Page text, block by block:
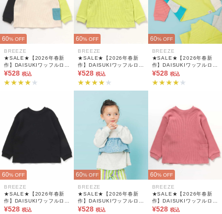
60% OFF
BREEZE
★SALE★【2026年春新
作】DAISUKIワッフルロン
T
¥528 税込
60% OFF
BREEZE
★SALE★【2026年春新
作】DAISUKIワッフルロン
T
¥528 税込
60% OFF
BREEZE
★SALE★【2026年春新
作】DAISUKIワッフルロン
T
¥528 税込
60% OFF
BREEZE
★SALE★【2026年春新
作】DAISUKIワッフルロン
T
¥528 税込
60% OFF
BREEZE
★SALE★【2026年春新
作】DAISUKIワッフルロン
T
¥528 税込
60% OFF
BREEZE
★SALE★【2026年春新
作】DAISUKIワッフルロン
T
¥528 税込